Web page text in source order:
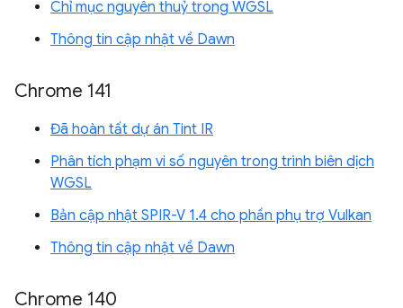
Chỉ mục nguyên thuỷ trong WGSL
Thông tin cập nhật về Dawn
Chrome 141
Đã hoàn tất dự án Tint IR
Phân tích phạm vi số nguyên trong trình biên dịch
WGSL
Bản cập nhật SPIR-V 1.4 cho phần phụ trợ Vulkan
Thông tin cập nhật về Dawn
Chrome 140